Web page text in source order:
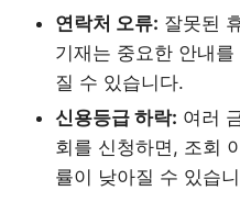
연락처 오류: 잘못된
기재는 중요한 안내
질 수 있습니다.
신용등급 하락: 여러
회를 신청하면, 조회
률이 낮아질 수 있습